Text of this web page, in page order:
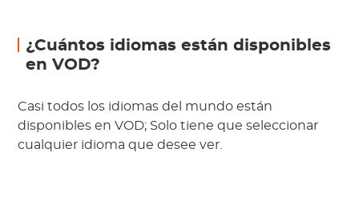
¿Cuántos idiomas están disponibles
en VOD?
Casi todos los idiomas del mundo están
disponibles en VOD; Solo tiene que seleccionar
cualquier idioma que desee ver.